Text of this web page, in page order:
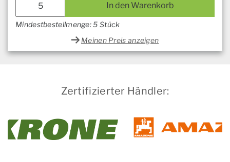
In den Warenkorb
Mindestbestellmenge: 5 Stück
Meinen Preis anzeigen
Zertifizierter Händler: